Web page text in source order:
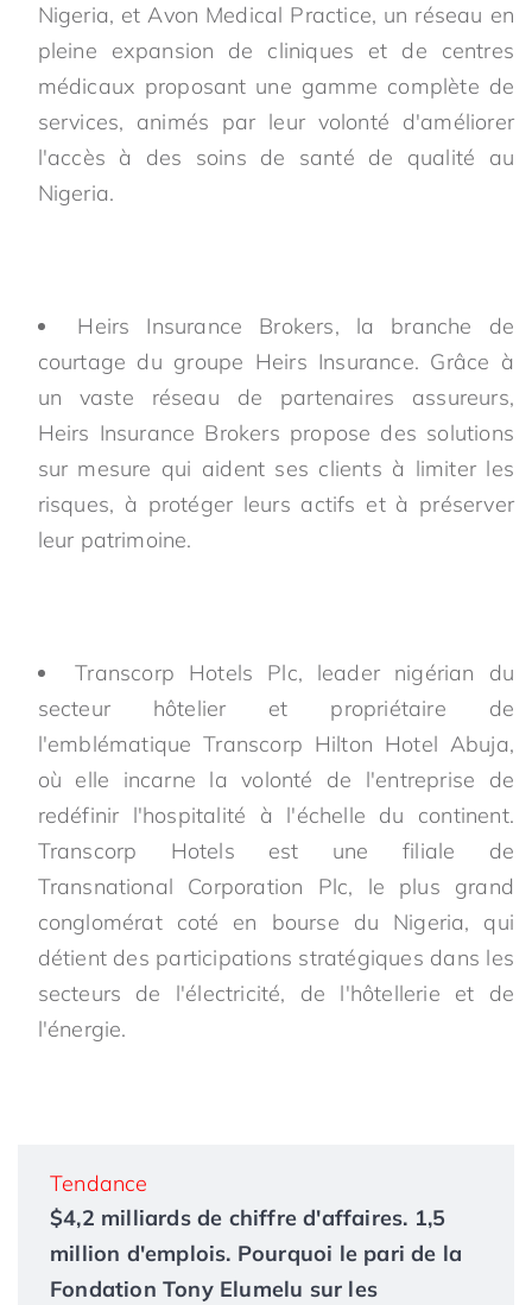
Nigeria, et Avon Medical Practice, un réseau en
pleine expansion de cliniques et de centres
médicaux proposant une gamme complète de
services, animés par leur volonté d'améliorer
l'accès à des soins de santé de qualité au
Nigeria.
Heirs Insurance Brokers, la branche de
courtage du groupe Heirs Insurance. Grâce à
un vaste réseau de partenaires assureurs,
Heirs Insurance Brokers propose des solutions
sur mesure qui aident ses clients à limiter les
risques, à protéger leurs actifs et à préserver
leur patrimoine.
Transcorp Hotels Plc, leader nigérian du
secteur hôtelier et propriétaire de
l'emblématique Transcorp Hilton Hotel Abuja,
où elle incarne la volonté de l'entreprise de
redéfinir l'hospitalité à l'échelle du continent.
Transcorp Hotels est une filiale de
Transnational Corporation Plc, le plus grand
conglomérat coté en bourse du Nigeria, qui
détient des participations stratégiques dans les
secteurs de l'électricité, de l'hôtellerie et de
l'énergie.
Tendance
$4,2 milliards de chiffre d'affaires. 1,5
million d'emplois. Pourquoi le pari de la
Fondation Tony Elumelu sur les